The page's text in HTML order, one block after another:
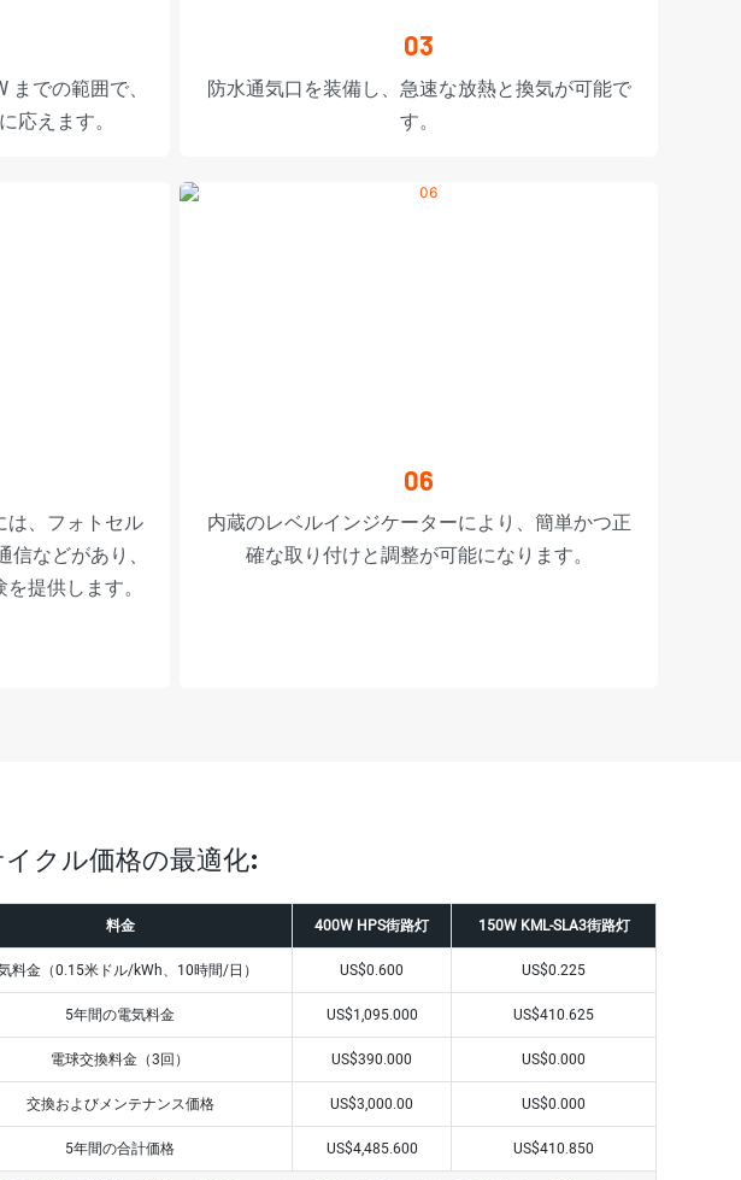
での範囲で、
応えます。
03
防水通気口を装備し、急速な放熱と換気が可能で
す。
は、フォトセル
などがあり、
提供します。
06
内蔵のレベルインジケーターにより、簡単かつ正
確な取り付けと調整が可能になります。
イクル価格の最適化:
料金 400W HPS街路灯 150W KML-SLA3街路灯
料金（0.15米ドル/kWh、10時間/日） US$0.600 US$0.225
5年間の電気料金 US$1,095.000 US$410.625
電球交換料金（3回） US$390.000 US$0.000
交換およびメンテナンス価格 US$3,000.00 US$0.000
5年間の合計価格 US$4,485.600 US$410.850